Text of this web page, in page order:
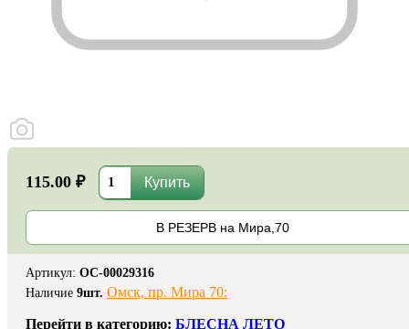
115.00 ₽
В РЕЗЕРВ на Мира,70
Артикул: ОС-00029316
Наличие 9шт. Омск, пр. Мира 70:
Перейти в категорию: БЛЕСНА ЛЕТО